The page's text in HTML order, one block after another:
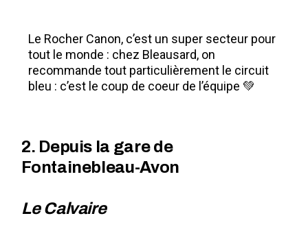
Le Rocher Canon, c’est un super secteur pour
tout le monde : chez Bleausard, on
recommande tout particulièrement le circuit
bleu : c’est le coup de coeur de l’équipe 💚
2. Depuis la gare de
Fontainebleau-Avon
Le Calvaire